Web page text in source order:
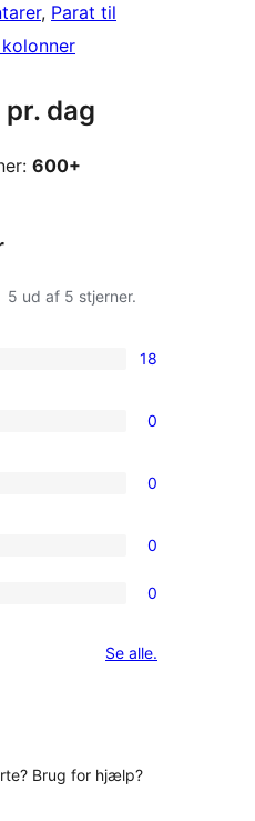
, Parat til
dag
600+
5 ud af 5 stjerner.
18
0
0
0
0
Se alleanmeldelser
.
Brug for hjælp?